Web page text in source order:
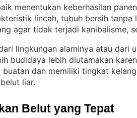
menentukan keberhasilan panen
lincah, tubuh bersih tanpa
agar tidak terjadi kanibalisme,
lingkungan alaminya atau dari
budidaya lebih diutamakan
dan memiliki tingkat
liar.
Belut yang Tepat